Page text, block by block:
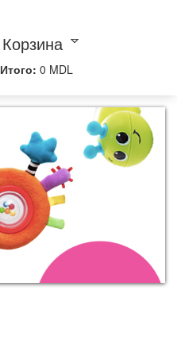
Корзина
Итого: 0 MDL